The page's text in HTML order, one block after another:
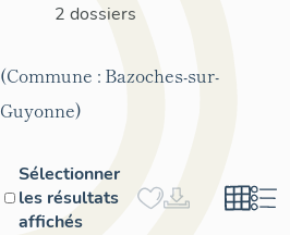
2 dossiers
(Commune : Bazoches-sur-
Guyonne)
Sélectionner
les résultats
affichés